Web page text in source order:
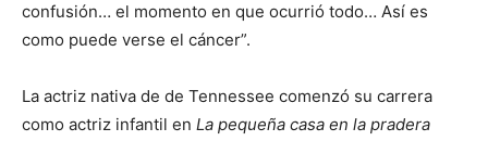
confusión… el momento en que ocurrió todo… Así es
como puede verse el cáncer”.
La actriz nativa de de Tennessee comenzó su carrera
como actriz infantil en La pequeña casa en la pradera